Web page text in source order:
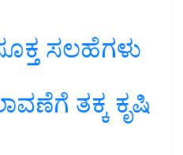
ಸಲಹೆಗಳು
ತಕ್ಕ ಕೃಷಿ